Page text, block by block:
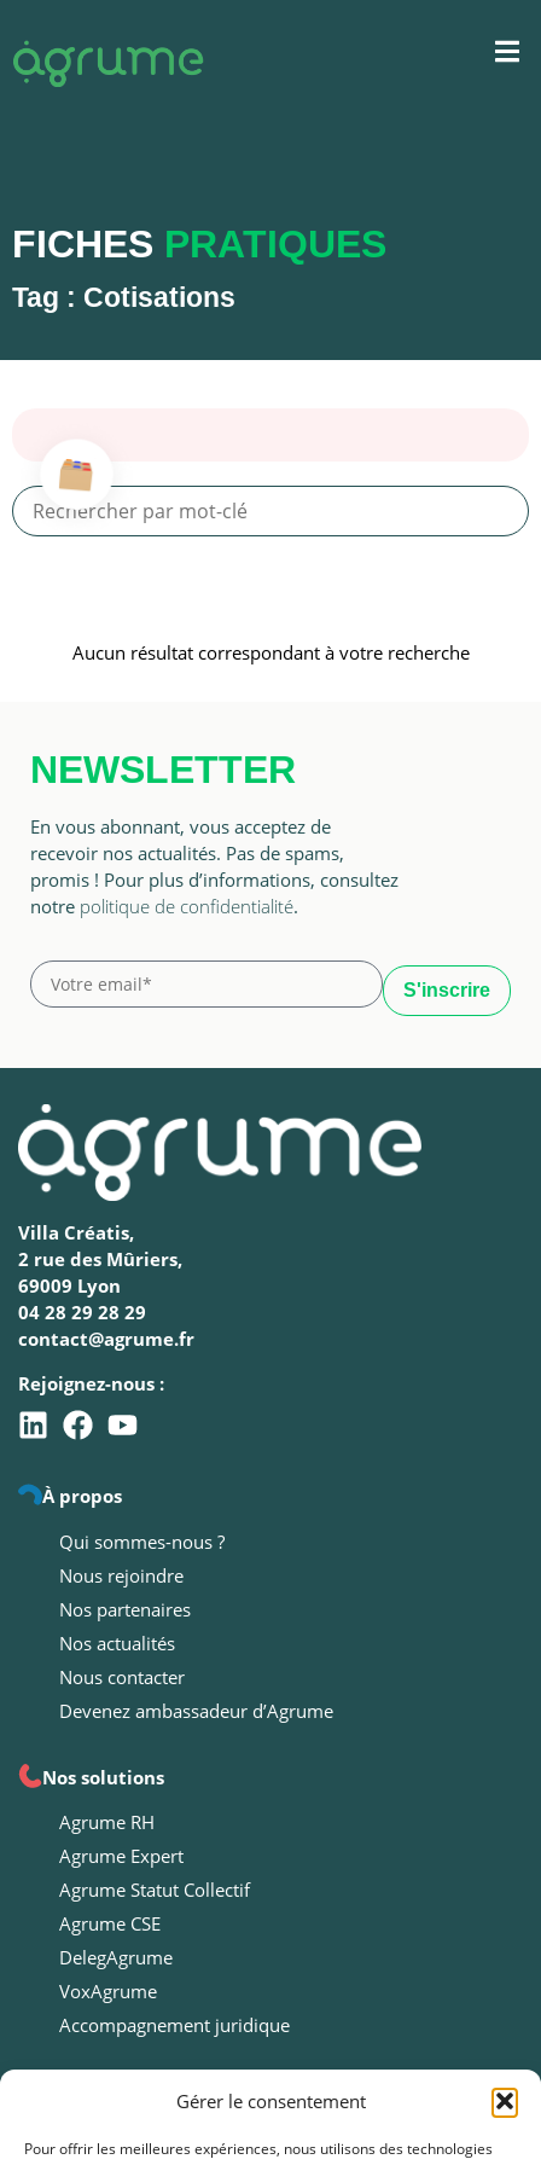
Gérer le consentement
Pour offrir les meilleures expériences, nous utilisons des technologies
FICHES PRATIQUES
Tag : Cotisations
Aucun résultat correspondant à votre recherche
NEWSLETTER
En vous abonnant, vous acceptez de
recevoir nos actualités. Pas de spams,
promis ! Pour plus d’informations, consultez
notre politique de confidentialité.
Villa Créatis,
2 rue des Mûriers,
69009 Lyon
04 28 29 28 29
contact@agrume.fr
Rejoignez-nous :
À propos
Qui sommes-nous ?
Nous rejoindre
Nos partenaires
Nos actualités
Nous contacter
Devenez ambassadeur d’Agrume
Nos solutions
Agrume RH
Agrume Expert
Agrume Statut Collectif
Agrume CSE
DelegAgrume
VoxAgrume
Accompagnement juridique
Ressources